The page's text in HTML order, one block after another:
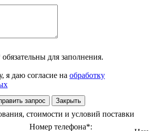
для заполнения.
я даю согласие на обработку
стоимости и условий поставки
Номер телефона*: